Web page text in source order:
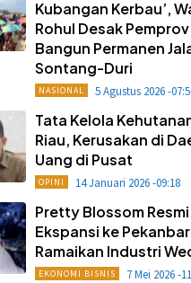
Kubangan Kerbau’,
Rohul Desak Pemprov
Bangun Permanen
Sontang-Duri
NASIONAL 5 Agustus 2026 -
Tata Kelola
Riau, Kerusakan di
Uang di Pusat
OPINI 14 Januari 2026 -09:18
Pretty Blossom Resmi
Ekspansi ke
Ramaikan Industri
EKONOMI BISNIS 7 Mei 2026 -